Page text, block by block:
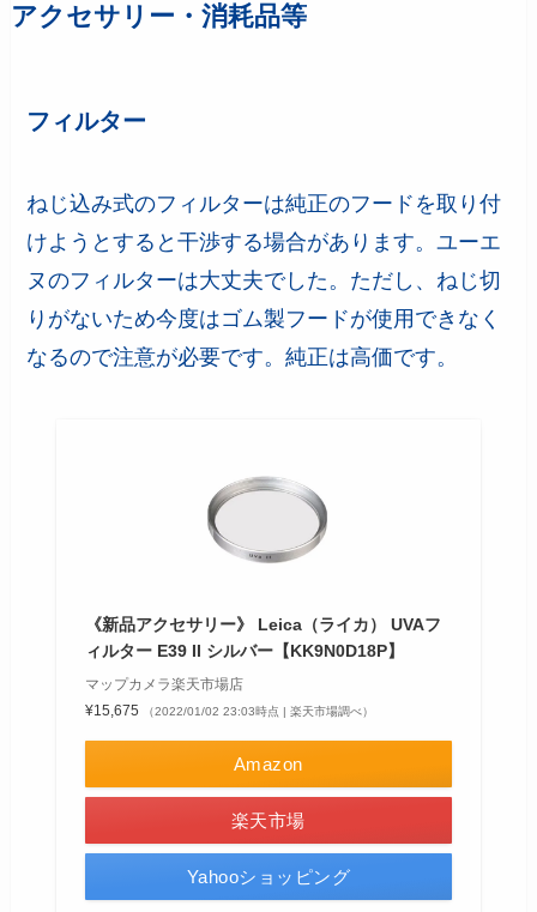
アクセサリー・消耗品等
フィルター
ねじ込み式のフィルターは純正のフードを取り付
けようとすると干渉する場合があります。ユーエ
ヌのフィルターは大丈夫でした。ただし、ねじ切
りがないため今度はゴム製フードが使用できなく
なるので注意が必要です。純正は高価です。
《新品アクセサリー》 Leica（ライカ） UVAフ
ィルター E39 II シルバー【KK9N0D18P】
マップカメラ楽天市場店
¥15,675
（2022/01/02 23:03時点 | 楽天市場調べ）
Amazon
楽天市場
Yahooショッピング